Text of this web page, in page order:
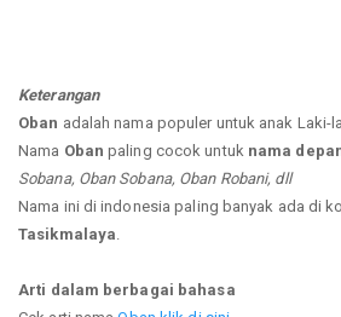
Keterangan
Oban adalah nama populer untuk anak Laki-
Nama Oban paling cocok untuk nama
Sobana, Oban Sobana, Oban Robani, dll
Nama ini di indonesia paling banyak ada di
Tasikmalaya
Arti dalam berbagai bahasa